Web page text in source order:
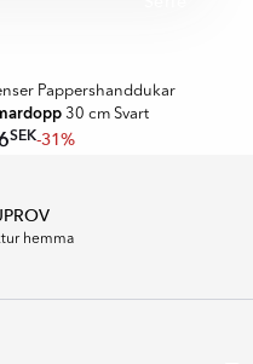
Pappershanddukar
30 cm Svart
SEK-31%
hemma